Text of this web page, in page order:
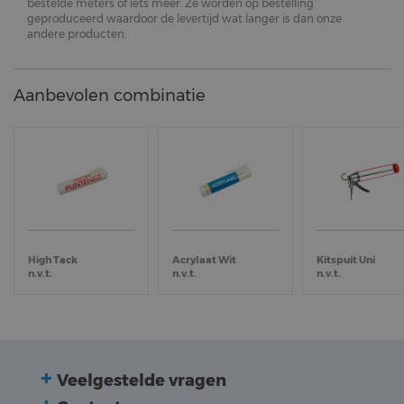
bestelde meters of iets meer. Ze worden op bestelling
geproduceerd waardoor de levertijd wat langer is dan onze
andere producten.
Aanbevolen combinatie
High Tack
n.v.t.
Acrylaat Wit
n.v.t.
Kitspuit Uni
n.v.t.
Veelgestelde vragen